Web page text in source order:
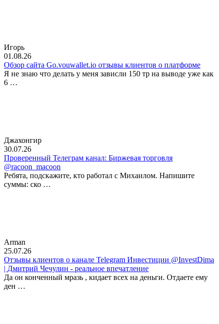
Игорь
01.08.26
Обзор сайта Go.vouwallet.io отзывы клиентов о платформе
Я не знаю что делать у меня зависли 150 тр на выводе уже как
6 …
Джахонгир
30.07.26
Проверенный Телеграм канал: Биржевая торговля
@racoon_macoon
Ребята, подскажите, кто работал с Михаилом. Напишите
суммы: ско …
Arman
25.07.26
Отзывы клиентов о канале Telegram Инвестиции @InvestDima
| Дмитрий Чечулин - реальное впечатление
Да он конченный мразь , кидает всех на деньги. Отдаете ему
ден …